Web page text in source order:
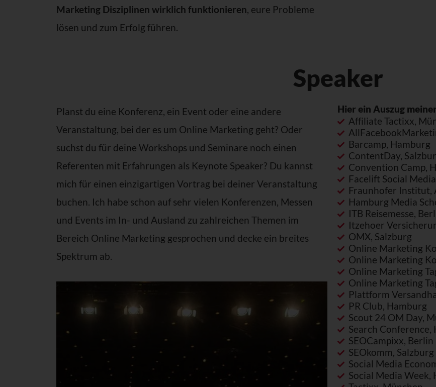
Marketing Disziplinen wirklich funktionieren, eure Probleme
lösen und zum Erfolg führen.
Speaker
Planst du eine Konferenz, ein Event oder eine andere
Veranstaltung, bei der es um Online Marketing geht? Oder
suchst du für deine Workshops und Seminare noch einen
Referenten mit Erfahrungen als Keynote Speaker? Du kannst
mich für einen einzigartigen Vortrag bei deiner Veranstaltung
buchen. Ich habe schon auf sehr vielen Konferenzen, Messen
und Events im In- und Ausland zu zahlreichen Themen im
Bereich Online Marketing gesprochen und decke ein breites
Spektrum ab.
Hier ein Auszug
Affiliate Tactixx,
Barcamp, Hamburg
ContentDay,
Convention Camp,
Facelift Social
Fraunhofer Institut,
Hamburg Media
ITB Reisemesse,
Itzehoer
OMX, Salzburg
Online Marketing
Online Marketing
Online Marketing
Online Marketing
Plattform
PR Club, Hamburg
Scout 24 OM Day,
Search
SEOCampixx, Berlin
SEOkomm, Salzburg
Social Media
Social Media Week,